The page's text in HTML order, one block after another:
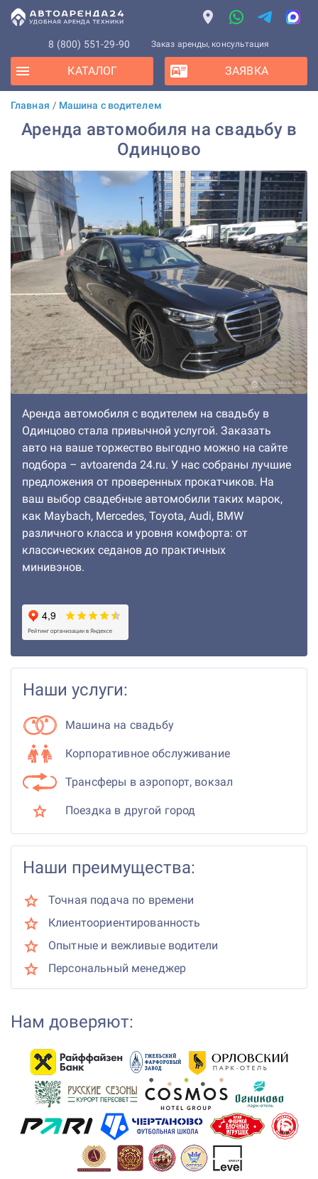
8 (800) 551-29-90 Заказ аренды, консультация
КАТАЛОГ ЗАЯВКА
Главная / Машина с водителем
Аренда автомобиля на свадьбу в
Одинцово
Аренда автомобиля с водителем на свадьбу в
Одинцово стала привычной услугой. Заказать
авто на ваше торжество выгодно можно на сайте
подбора – avtoarenda 24.ru. У нас собраны лучшие
предложения от проверенных прокатчиков. На
ваш выбор свадебные автомобили таких марок,
как Maybach, Mercedes, Toyota, Audi, BMW
различного класса и уровня комфорта: от
классических седанов до практичных
минивэнов.
Наши услуги:
Машина на свадьбу
Корпоративное обслуживание
Трансферы в аэропорт, вокзал
Поездка в другой город
Наши преимущества:
Точная подача по времени
Клиентоориентированность
Опытные и вежливые водители
Персональный менеджер
Нам доверяют: